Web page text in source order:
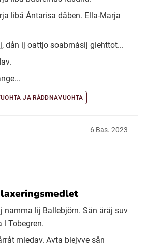
libá Ántarisa dåben. Ella-Marja
dån ij oattjo soabmásij giehttot...
JA RÁDDNAVUOHTA
6 Bas. 2023
namma lij Ballebjörn. Sån åråj suv
l Tobegren.
miedav. Avta biejvve sån